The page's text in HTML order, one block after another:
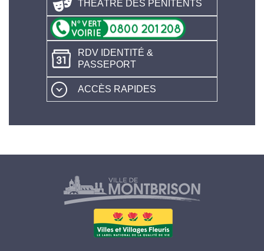
THÉÂTRE DES PÉNITENTS
RDV IDENTITÉ &
PASSEPORT
ACCÈS RAPIDES